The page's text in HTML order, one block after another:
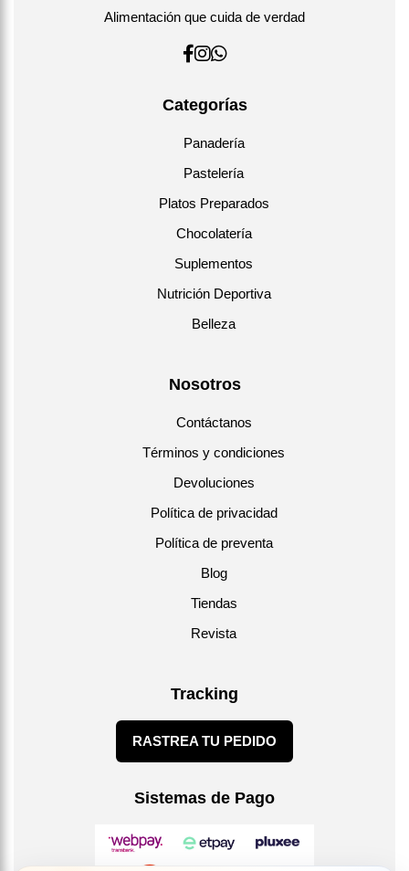
Alimentación que cuida de verdad
Categorías
Panadería
Pastelería
Platos Preparados
Chocolatería
Suplementos
Nutrición Deportiva
Belleza
Nosotros
Contáctanos
Términos y condiciones
Devoluciones
Política de privacidad
Política de preventa
Blog
Tiendas
Revista
Tracking
RASTREA TU PEDIDO
Sistemas de Pago